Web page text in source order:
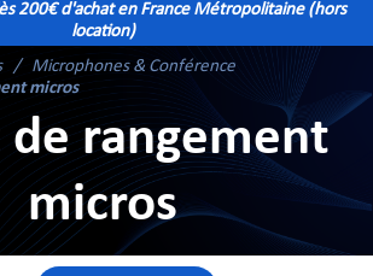
200€ d'achat en France Métropolitaine (hors
location)
Microphones & Conférence
micros
de rangement
micros